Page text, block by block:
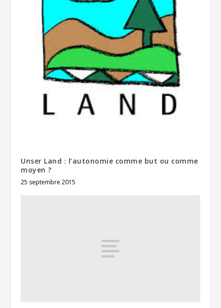
Unser Land : l’autonomie comme but ou comme
moyen ?
25 septembre 2015